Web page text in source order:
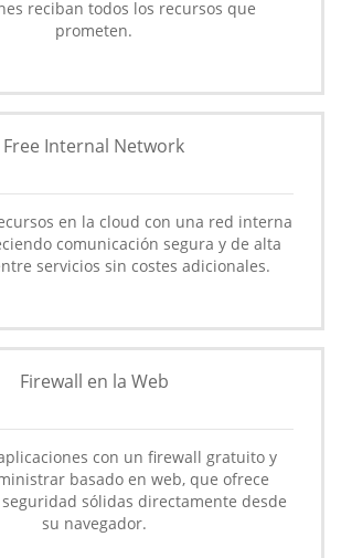
reciban todos los recursos que
prometen.
Free Internal Network
en la cloud con una red interna
comunicación segura y de alta
servicios sin costes adicionales.
Firewall en la Web
con un firewall gratuito y
basado en web, que ofrece
sólidas directamente desde
su navegador.